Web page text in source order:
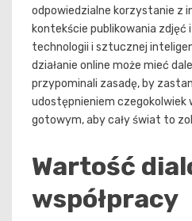
odpowiedzialne korzystanie z
kontekście publikowania zdjęć
technologii i sztucznej
działanie online może mieć
przypominali zasadę, by
udostępnieniem czegokolwiek
gotowym, aby cały świat to
Wartość
współpracy